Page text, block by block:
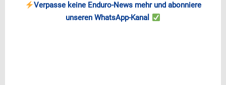
Verpasse keine Enduro-News mehr und abonniere
unseren WhatsApp-Kanal